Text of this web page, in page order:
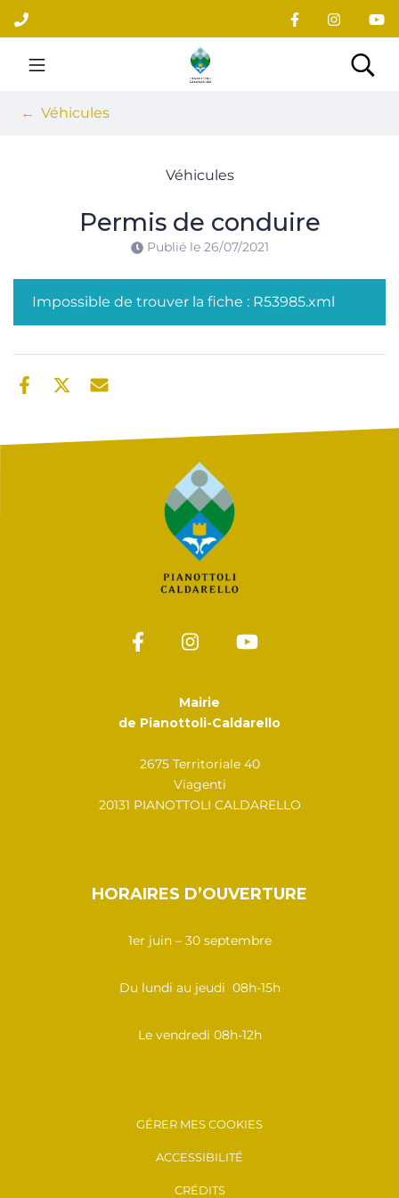
Aller
au
contenu
Site officiel du village
Véhicules
Véhicules
Permis de conduire
Publié le 26/07/2021
Impossible de trouver la fiche : R53985.xml
Mairie
de Pianottoli-Caldarello
2675 Territoriale 40
Viagenti
20131 PIANOTTOLI CALDARELLO
HORAIRES D’OUVERTURE
1er juin – 30 septembre
Du lundi au jeudi 08h-15h
Le vendredi 08h-12h
GÉRER MES COOKIES
ACCESSIBILITÉ
CRÉDITS